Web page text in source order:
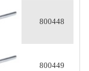
800448
800449